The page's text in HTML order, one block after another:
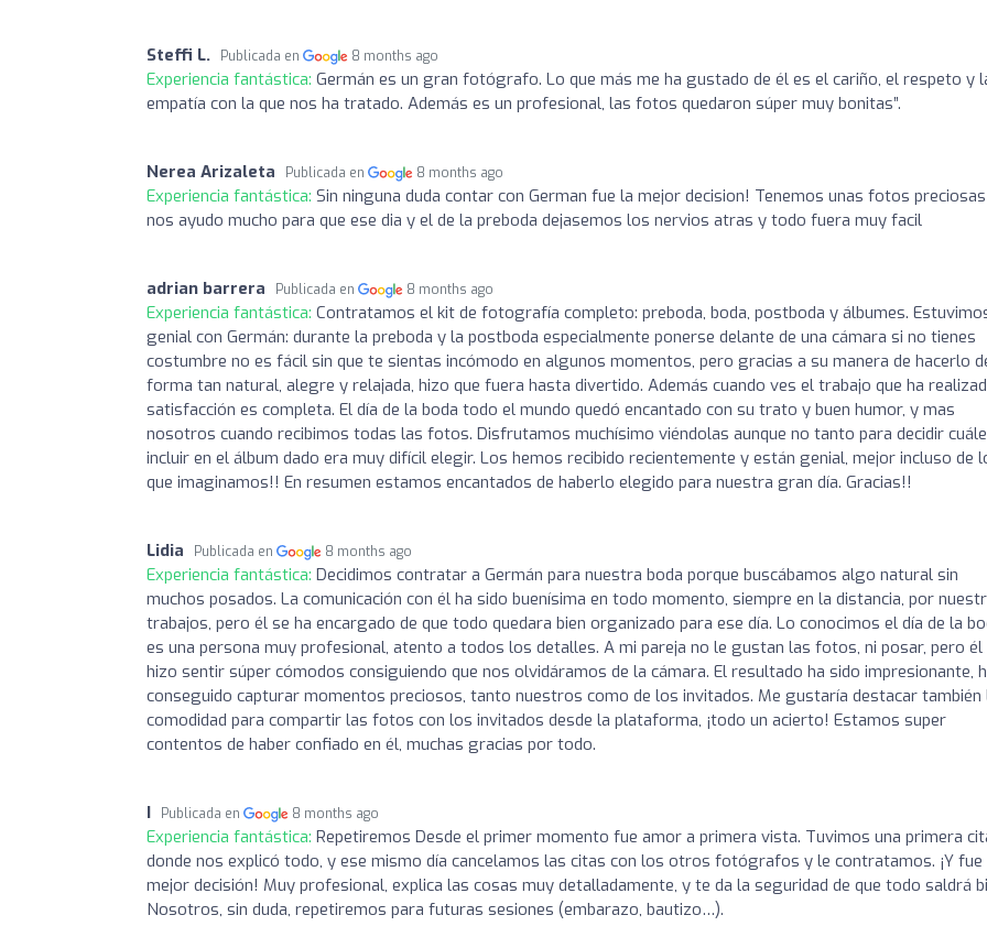
Steffi L. Publicada en 8 months ago
Experiencia fantástica: Germán es un gran fotógrafo. Lo que más me ha gustado de él es el cariño, el respeto y
empatía con la que nos ha tratado. Además es un profesional, las fotos quedaron súper muy bonitas”.
Nerea Arizaleta Publicada en 8 months ago
Experiencia fantástica: Sin ninguna duda contar con German fue la mejor decision! Tenemos unas fotos
nos ayudo mucho para que ese dia y el de la preboda dejasemos los nervios atras y todo fuera muy facil
adrian barrera Publicada en 8 months ago
Experiencia fantástica: Contratamos el kit de fotografía completo: preboda, boda, postboda y álbumes.
genial con Germán: durante la preboda y la postboda especialmente ponerse delante de una cámara si no tienes
costumbre no es fácil sin que te sientas incómodo en algunos momentos, pero gracias a su manera de hacerlo
forma tan natural, alegre y relajada, hizo que fuera hasta divertido. Además cuando ves el trabajo que ha
satisfacción es completa. El día de la boda todo el mundo quedó encantado con su trato y buen humor, y mas
nosotros cuando recibimos todas las fotos. Disfrutamos muchísimo viéndolas aunque no tanto para decidir
incluir en el álbum dado era muy difícil elegir. Los hemos recibido recientemente y están genial, mejor incluso de
que imaginamos!! En resumen estamos encantados de haberlo elegido para nuestra gran día. Gracias!!
Lidia Publicada en 8 months ago
Experiencia fantástica: Decidimos contratar a Germán para nuestra boda porque buscábamos algo natural sin
muchos posados. La comunicación con él ha sido buenísima en todo momento, siempre en la distancia, por
trabajos, pero él se ha encargado de que todo quedara bien organizado para ese día. Lo conocimos el día de la
es una persona muy profesional, atento a todos los detalles. A mi pareja no le gustan las fotos, ni posar, pero él
hizo sentir súper cómodos consiguiendo que nos olvidáramos de la cámara. El resultado ha sido impresionante,
conseguido capturar momentos preciosos, tanto nuestros como de los invitados. Me gustaría destacar también
comodidad para compartir las fotos con los invitados desde la plataforma, ¡todo un acierto! Estamos super
contentos de haber confiado en él, muchas gracias por todo.
I Publicada en 8 months ago
Experiencia fantástica: Repetiremos Desde el primer momento fue amor a primera vista. Tuvimos una primera
donde nos explicó todo, y ese mismo día cancelamos las citas con los otros fotógrafos y le contratamos. ¡Y fue
mejor decisión! Muy profesional, explica las cosas muy detalladamente, y te da la seguridad de que todo saldrá
Nosotros, sin duda, repetiremos para futuras sesiones (embarazo, bautizo…).